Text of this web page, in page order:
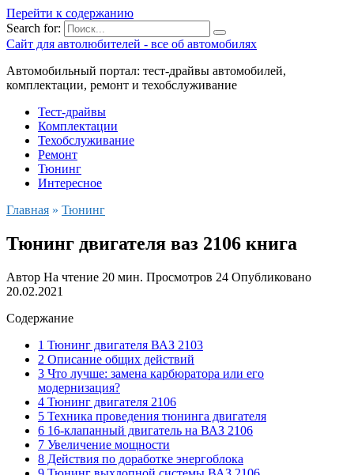
Перейти к содержанию
Search for:
Сайт для автолюбителей - все об автомобилях
Автомобильный портал: тест-драйвы автомобилей,
комплектации, ремонт и техобслуживание
Тест-драйвы
Комплектации
Техобслуживание
Ремонт
Тюнинг
Интересное
Главная » Тюнинг
Тюнинг двигателя ваз 2106 книга
Автор На чтение 20 мин. Просмотров 24 Опубликовано
20.02.2021
Содержание
1 Тюнинг двигателя ВАЗ 2103
2 Описание общих действий
3 Что лучше: замена карбюратора или его
модернизация?
4 Тюнинг двигателя 2106
5 Техника проведения тюнинга двигателя
6 16-клапанный двигатель на ВАЗ 2106
7 Увеличение мощности
8 Действия по доработке энергоблока